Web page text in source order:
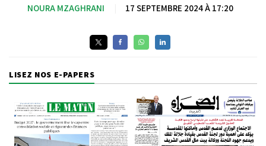
NOURA MZAGHRANI 17 SEPTEMBRE 2024 À 17:20
LISEZ NOS E-PAPERS